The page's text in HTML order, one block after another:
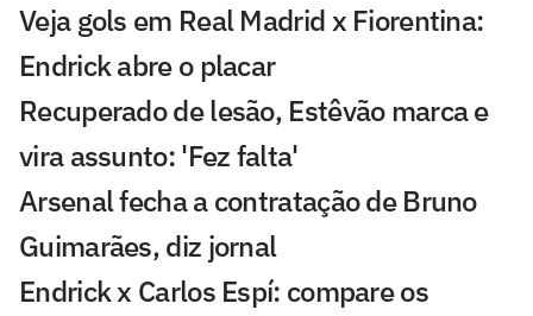
Veja gols em Real Madrid x Fiorentina:
Endrick abre o placar
Recuperado de lesão, Estêvão marca e
vira assunto: 'Fez falta'
Arsenal fecha a contratação de Bruno
Guimarães, diz jornal
Endrick x Carlos Espí: compare os